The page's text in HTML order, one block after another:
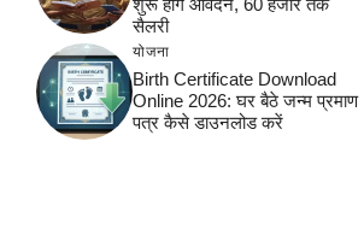
शुरू होंगे आवेदन, 60 हजार तक
सैलरी
योजना
Birth Certificate Download
Online 2026: घर बैठे जन्म प्रमाण
पत्र कैसे डाउनलोड करें